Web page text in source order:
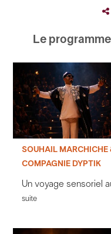
Le programme
SOUHAIL MARCHICHE
COMPAGNIE DYPTIK
Un voyage sensoriel
suite